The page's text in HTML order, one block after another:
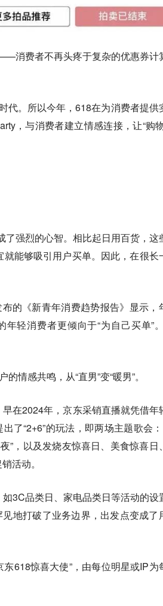
消费者不再头疼于复杂的优惠券计
代。所以今年，618在为消费者提供
，与消费者建立情感连接，让“购
强烈的心智。相比起日用百货，这
能够吸引用户买单。因此，在很长
的《新青年消费趋势报告》显示，
轻消费者更倾向于“为自己买单”
情感共鸣，从“直男”变“暖男”。
在2024年，京东采销直播就凭借年
了“2+6”的玩法，即两场主题歌会
”，以及发烧友惊喜日、美食惊喜日
活动。
3C品类日、家电品类日等活动的设
地打破了业务边界，出发点变成了
618惊喜大使”，由每位明星或IP为